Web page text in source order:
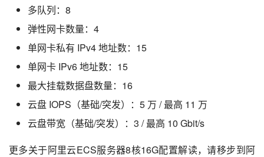
多队列：8
弹性网卡数量：4
单网卡私有 IPv4 地址数：15
单网卡 IPv6 地址数：15
最大挂载数据盘数量：16
云盘 IOPS（基础/突发）：5 万 / 最高 11 万
云盘带宽（基础/突发）：3 / 最高 10 Gbit/s
更多关于阿里云ECS服务器8核16G配置解读，请移步到阿